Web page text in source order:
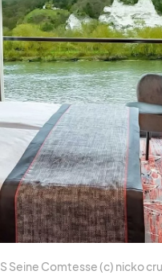
Seine Com­tesse (c) nicko